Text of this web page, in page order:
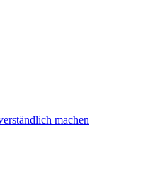
machen